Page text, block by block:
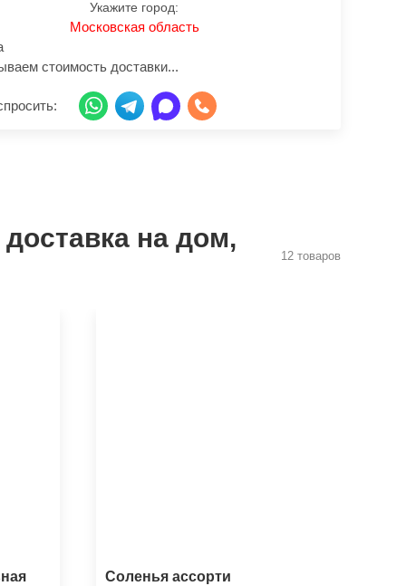
Укажите город:
Московская область
стоимость доставки...
на дом,
12 товаров
Соленья ассорти